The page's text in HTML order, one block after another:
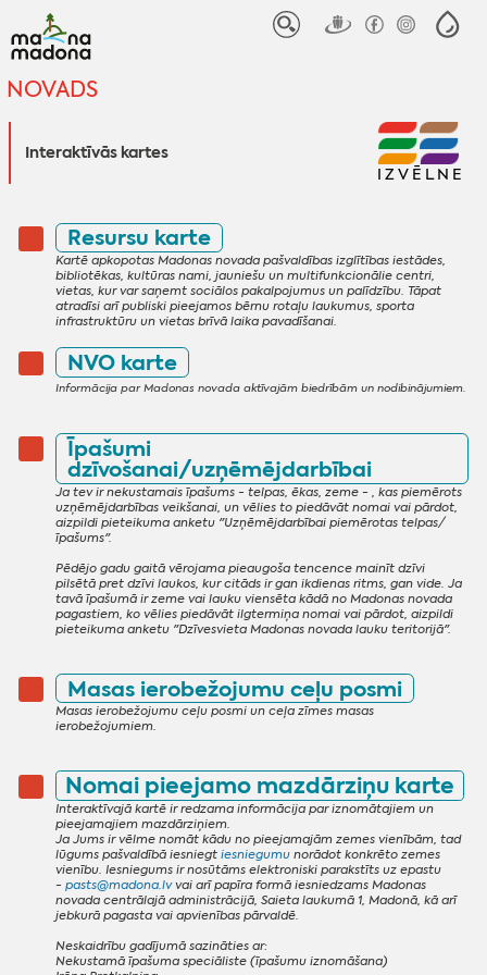
NOVADS
Interaktīvās kartes
IZVĒLNE
Resursu karte
Kartē apkopotas Madonas novada pašvaldības izglītības iestādes,
bibliotēkas, kultūras nami, jauniešu un multifunkcionālie centri,
vietas, kur var saņemt sociālos pakalpojumus un palīdzību. Tāpat
atradīsi arī publiski pieejamos bērnu rotaļu laukumus, sporta
infrastruktūru un vietas brīvā laika pavadīšanai.
NVO karte
Informācija par Madonas novada aktīvajām biedrībām un nodibinājumiem.
Īpašumi
dzīvošanai/uzņēmējdarbībai
Ja tev ir nekustamais īpašums - telpas, ēkas, zeme - , kas piemērots
uzņēmējdarbības veikšanai, un vēlies to piedāvāt nomai vai pārdot,
aizpildi pieteikuma anketu "Uzņēmējdarbībai piemērotas telpas/
īpašums".
Pēdējo gadu gaitā vērojama pieaugoša tencence mainīt dzīvi
pilsētā pret dzīvi laukos, kur citāds ir gan ikdienas ritms, gan vide. Ja
tavā īpašumā ir zeme vai lauku viensēta kādā no Madonas novada
pagastiem, ko vēlies piedāvāt ilgtermiņa nomai vai pārdot, aizpildi
pieteikuma anketu "Dzīvesvieta Madonas novada lauku teritorijā".
Masas ierobežojumu ceļu posmi
Masas ierobežojumu ceļu posmi un ceļa zīmes masas
ierobežojumiem.
Nomai pieejamo mazdārziņu karte
Interaktīvajā kartē ir redzama informācija par iznomātajiem un
pieejamajiem mazdārziņiem.
Ja Jums ir vēlme nomāt kādu no pieejamajām zemes vienībām, tad
lūgums pašvaldībā iesniegtiesniegumunorādot konkrēto zemes
vienību.Iesniegums ir nosūtāms elektroniski parakstīts uz epastu
-pasts@madona.lvvai arī papīra formā iesniedzams Madonas
novada centrālajā administrācijā, Saieta laukumā 1, Madonā, kā arī
jebkurā pagasta vai apvienības pārvaldē.
Neskaidrību gadījumā sazināties ar:
Nekustamā īpašuma speciāliste (īpašumu iznomāšana)